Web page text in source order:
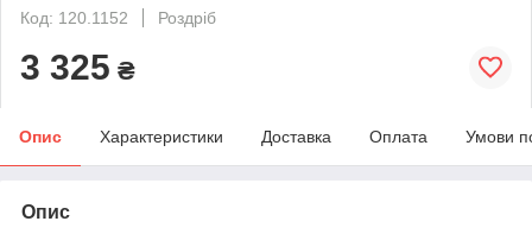
Код: 120.1152
Роздріб
3 325 ₴
Опис Характеристики Доставка Оплата Умови
Опис